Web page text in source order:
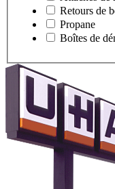
Retours de
Propane
Boîtes de